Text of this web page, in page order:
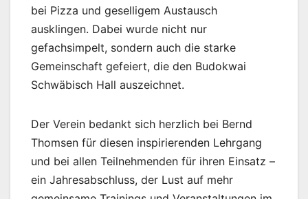
bei Pizza und geselligem Austausch
ausklingen. Dabei wurde nicht nur
gefachsimpelt, sondern auch die starke
Gemeinschaft gefeiert, die den Budokwai
Schwäbisch Hall auszeichnet.
Der Verein bedankt sich herzlich bei Bernd
Thomsen für diesen inspirierenden Lehrgang
und bei allen Teilnehmenden für ihren Einsatz –
ein Jahresabschluss, der Lust auf mehr